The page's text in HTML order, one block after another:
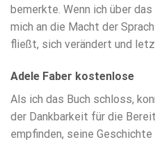
bemerkte. Wenn ich über
mich an die Macht der
fließt, sich verändert und
Adele Faber kostenlose
Als ich das Buch schloss,
der Dankbarkeit für die
empfinden, seine